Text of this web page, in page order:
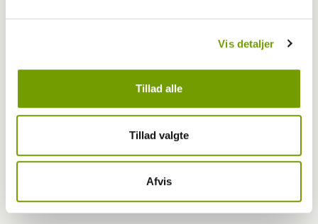
Vis detaljer
Tillad alle
Tillad valgte
Afvis
Aktuelt
Farvel til verdens ældste hund